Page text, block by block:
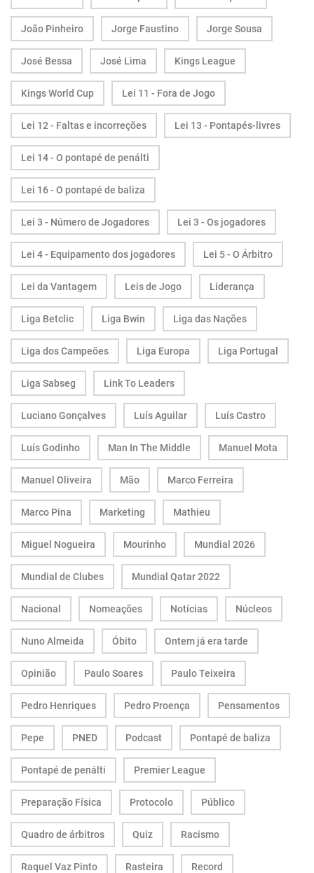
João Pinheiro Jorge Faustino Jorge Sousa
José Bessa José Lima Kings League
Kings World Cup Lei 11 - Fora de Jogo
Lei 12 - Faltas e incorreções Lei 13 - Pontapés-livres
Lei 14 - O pontapé de penálti
Lei 16 - O pontapé de baliza
Lei 3 - Número de Jogadores Lei 3 - Os jogadores
Lei 4 - Equipamento dos jogadores Lei 5 - O Árbitro
Lei da Vantagem Leis de Jogo Liderança
Liga Betclic Liga Bwin Liga das Nações
Liga dos Campeões Liga Europa Liga Portugal
Liga Sabseg Link To Leaders
Luciano Gonçalves Luís Aguilar Luís Castro
Luís Godinho Man In The Middle Manuel Mota
Manuel Oliveira Mão Marco Ferreira
Marco Pina Marketing Mathieu
Miguel Nogueira Mourinho Mundial 2026
Mundial de Clubes Mundial Qatar 2022
Nacional Nomeações Notícias Núcleos
Nuno Almeida Óbito Ontem já era tarde
Opinião Paulo Soares Paulo Teixeira
Pedro Henriques Pedro Proença Pensamentos
Pepe PNED Podcast Pontapé de baliza
Pontapé de penálti Premier League
Preparação Física Protocolo Público
Quadro de árbitros Quiz Racismo
Raquel Vaz Pinto Rasteira Record